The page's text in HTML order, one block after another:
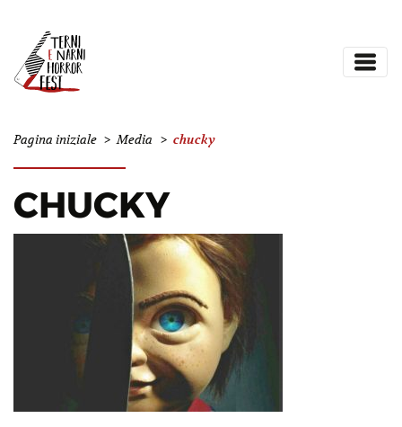
Pagina iniziale > Media > chucky
CHUCKY